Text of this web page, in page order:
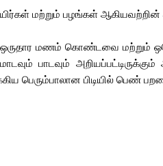
மற்றும் பழங்கள்
மணம் கொண்டவை மற்றும்
பாடவும்
பெரும்பாலான பிடியில் பெண்